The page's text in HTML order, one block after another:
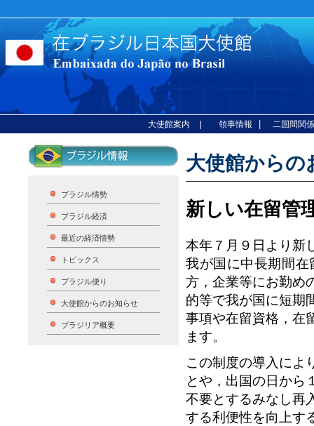
大使館案内 | 領事情報 二国間関係
ブラジル情勢
ブラジル経済
最近の経済情勢
トピックス
ブラジル便り
大使館からのお知らせ
ブラジリア概要
大使館からの
新しい在留管
本年７月９日より新
我が国に中長期間
方，企業等にお勤め
的等で我が国に短期
事項や在留資格，在
ます。
この制度の導入によ
とや，出国の日から
不要とするみなし再
する利便性を向上す